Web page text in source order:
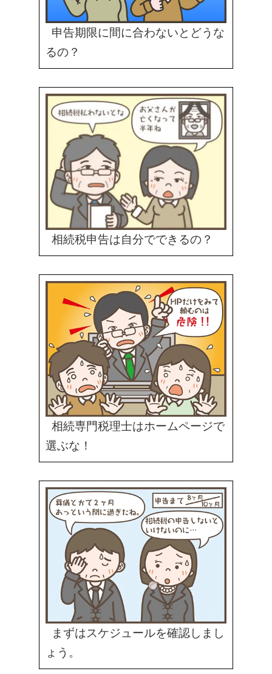
申告期限に間に合わないとどうな
るの？
相続税申告は自分でできるの？
相続専門税理士はホームページで
選ぶな！
まずはスケジュールを確認しまし
ょう。